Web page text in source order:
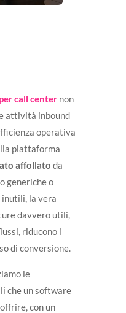
call centernon
attività inbound
operativa
piattaforma
affollato da
generiche o
la vera
davvero utili,
riducono i
di conversione.
le
che un software
con un